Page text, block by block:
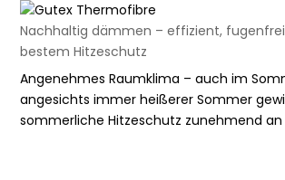
Nachhaltig dämmen – effizient,
bestem Hitzeschutz
Angenehmes Raumklima – auch im
angesichts immer heißerer Sommer
sommerliche Hitzeschutz zunehmend an